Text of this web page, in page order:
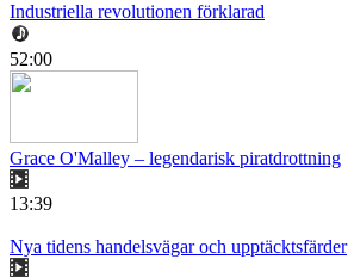
Industriella revolutionen förklarad
52:00
Grace O'Malley – legendarisk piratdrottning
13:39
Nya tidens handelsvägar och upptäcktsfärder